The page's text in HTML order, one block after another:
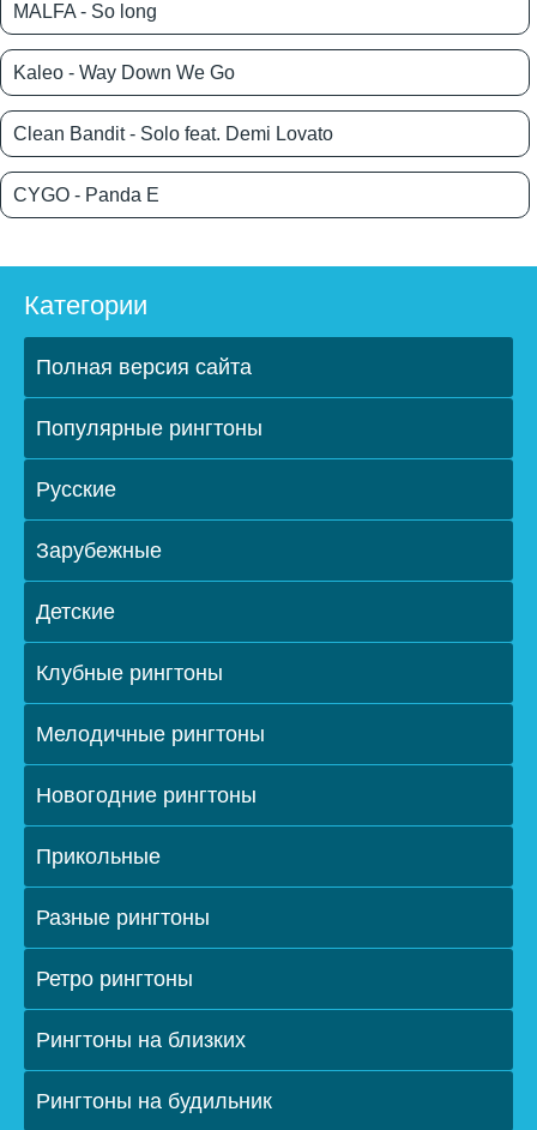
MALFA - So long
Kaleo - Way Down We Go
Clean Bandit - Solo feat. Demi Lovato
CYGO - Panda E
Категории
Полная версия сайта
Популярные рингтоны
Русские
Зарубежные
Детские
Клубные рингтоны
Мелодичные рингтоны
Новогодние рингтоны
Прикольные
Разные рингтоны
Ретро рингтоны
Рингтоны на близких
Рингтоны на будильник